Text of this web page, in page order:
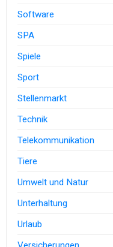
Software
SPA
Spiele
Sport
Stellenmarkt
Technik
Telekommunikation
Tiere
Umwelt und Natur
Unterhaltung
Urlaub